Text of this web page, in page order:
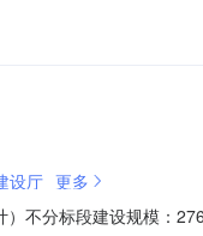
设厅 更多
不分标段建设规模：